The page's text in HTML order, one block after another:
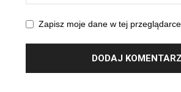
Zapisz moje dane w tej przeglądarce.